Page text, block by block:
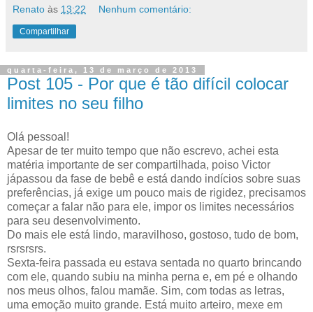
Renato às 13:22 Nenhum comentário:
Compartilhar
quarta-feira, 13 de março de 2013
Post 105 - Por que é tão difícil colocar
limites no seu filho
Olá pessoal!
Apesar de ter muito tempo que não escrevo, achei esta
matéria importante de ser compartilhada, poiso Victor
jápassou da fase de bebê e está dando indícios sobre suas
preferências, já exige um pouco mais de rigidez, precisamos
começar a falar não para ele, impor os limites necessários
para seu desenvolvimento.
Do mais ele está lindo, maravilhoso, gostoso, tudo de bom,
rsrsrsrs.
Sexta-feira passada eu estava sentada no quarto brincando
com ele, quando subiu na minha perna e, em pé e olhando
nos meus olhos, falou mamãe. Sim, com todas as letras,
uma emoção muito grande. Está muito arteiro, mexe em